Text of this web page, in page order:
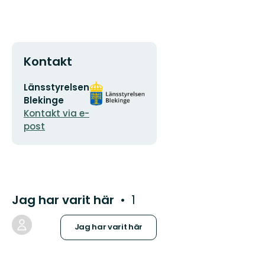
Kontakt
E-
postadress
Länsstyrelsen
Blekinge
Kontakt via e-
post
Organisationens
logotyp
Jag har varit här 1
Jag har varit här